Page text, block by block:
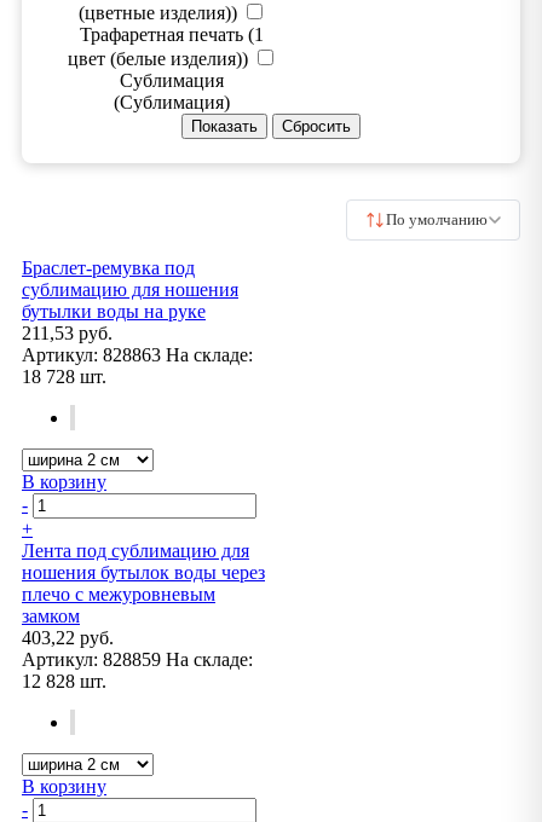
(цветные изделия))
Трафаретная печать (1
цвет (белые изделия))
Сублимация
(Сублимация)
По умолчанию
Браслет-ремувка под
сублимацию для ношения
бутылки воды на руке
211,53 руб.
Артикул: 828863 На складе:
18 728 шт.
В корзину
-
+
Лента под сублимацию для
ношения бутылок воды через
плечо с межуровневым
замком
403,22 руб.
Артикул: 828859 На складе:
12 828 шт.
В корзину
-